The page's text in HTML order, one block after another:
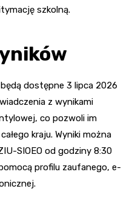
szkolną.
dostępne 3 lipca 2026
z wynikami
co pozwoli im
kraju. Wyniki można
SIOEO od godziny 8:30
profilu zaufanego, e-